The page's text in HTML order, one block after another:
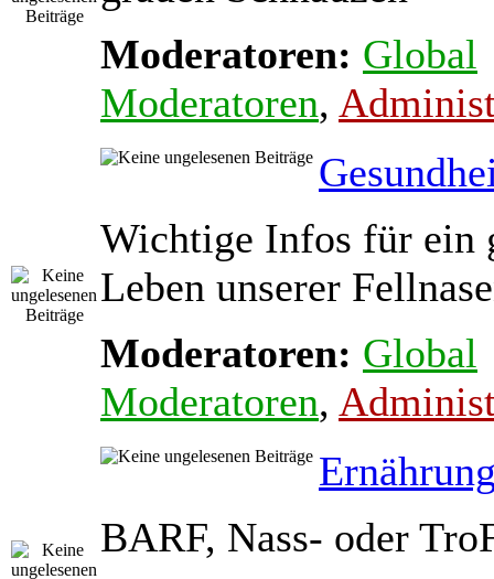
Moderatoren: Global
Moderatoren,
Wichtige Infos für ein
Leben unserer
Moderatoren: Global
Moderatoren,
BARF, Nass- oder